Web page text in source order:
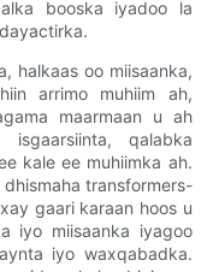
booska iyadoo la
halkaas oo miisaanka,
arrimo muhiim ah,
maarmaan u ah
isgaarsiinta, qalabka
kale ee muhiimka ah.
transformers-
gaari karaan hoos u
iyo miisaanka iyagoo
iyo waxqabadka.